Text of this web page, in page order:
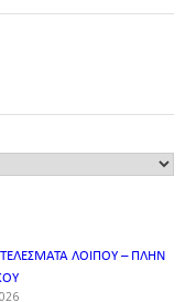
ΛΟΙΠΟΥ – ΠΛΗΝ